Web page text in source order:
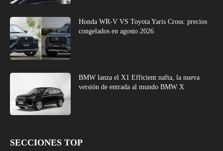
Honda WR-V VS Toyota Yaris Cross: precios
congelados en agosto 2026
BMW lanza el X1 Efficient nafta, la nueva
versión de entrada al mundo BMW X
SECCIONES TOP